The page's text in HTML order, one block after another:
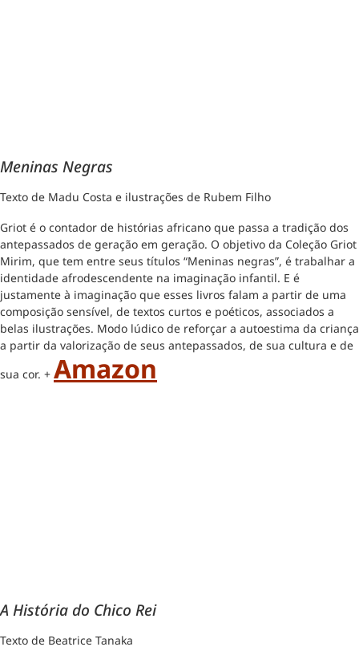
Meninas Negras
Texto de Madu Costa e ilustrações de Rubem Filho
Griot é o contador de histórias africano que passa a tradição dos
antepassados de geração em geração. O objetivo da Coleção Griot
Mirim, que tem entre seus títulos “Meninas negras”, é trabalhar a
identidade afrodescendente na imaginação infantil. E é
justamente à imaginação que esses livros falam a partir de uma
composição sensível, de textos curtos e poéticos, associados a
belas ilustrações. Modo lúdico de reforçar a autoestima da criança
a partir da valorização de seus antepassados, de sua cultura e de
sua cor. + Amazon
A História do Chico Rei
Texto de Beatrice Tanaka